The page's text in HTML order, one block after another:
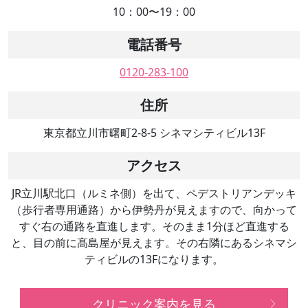
10：00〜19：00
電話番号
0120-283-100
住所
東京都立川市曙町2-8-5 シネマシティビル13F
アクセス
JR立川駅北口（ルミネ側）を出て、ペデストリアンデッキ
（歩行者専用通路）から伊勢丹が見えますので、向かって
すぐ右の通路を直進します。そのまま1分ほど直進する
と、目の前に髙島屋が見えます。その右隣にあるシネマシ
ティビルの13Fになります。
クリニック案内を見る